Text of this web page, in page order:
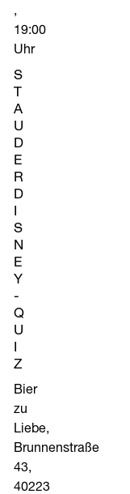
19:00
Uhr
S
A
U
D
E
R
D
S
N
E
Y
-
Q
U
Z
Bier
zu
Liebe,
Brunnenstraße
43,
40223